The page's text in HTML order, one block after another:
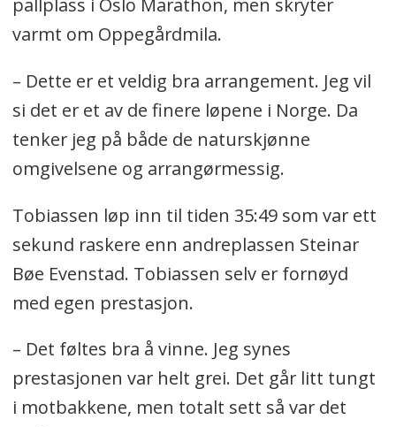
varmt om Oppegårdmila.
– Dette er et veldig bra arrangement. Jeg vil
si det er et av de finere løpene i Norge. Da
tenker jeg på både de naturskjønne
omgivelsene og arrangørmessig.
Tobiassen løp inn til tiden 35:49 som var ett
sekund raskere enn andreplassen Steinar
Bøe Evenstad. Tobiassen selv er fornøyd
med egen prestasjon.
– Det føltes bra å vinne. Jeg synes
prestasjonen var helt grei. Det går litt tungt
i motbakkene, men totalt sett så var det